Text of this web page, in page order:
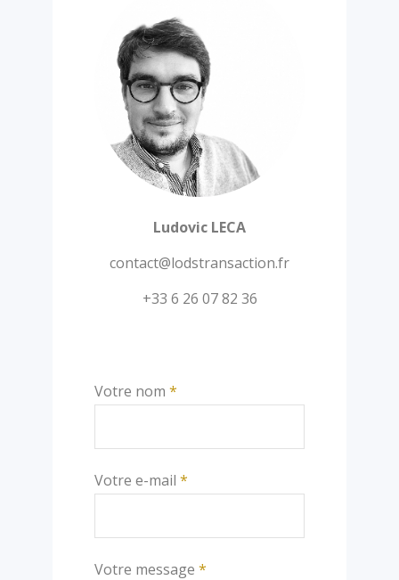
Ludovic LECA
contact@lodstransaction.fr
+33 6 26 07 82 36
Votre nom *
Votre e-mail *
Votre message *